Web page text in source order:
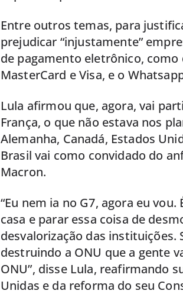
Entre outros temas, para
prejudicar “injustamente”
de pagamento eletrônico,
MasterCard e Visa, e o
Lula afirmou que, agora, vai
França, o que não estava nos
Alemanha, Canadá, Estados
Brasil vai como convidado do
Macron.
“Eu nem ia no G7, agora eu
casa e parar essa coisa de
desvalorização das instituições.
destruindo a ONU que a gente
ONU”, disse Lula, reafirmando
Unidas e da reforma do seu